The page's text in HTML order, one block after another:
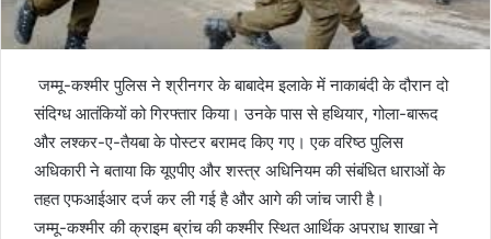
जम्मू-कश्मीर पुलिस ने श्रीनगर के बाबादेम इलाके में नाकाबंदी के दौरान दो
संदिग्ध आतंकियों को गिरफ्तार किया। उनके पास से हथियार, गोला-बारूद
और लश्कर-ए-तैयबा के पोस्टर बरामद किए गए। एक वरिष्ठ पुलिस
अधिकारी ने बताया कि यूएपीए और शस्त्र अधिनियम की संबंधित धाराओं के
तहत एफआईआर दर्ज कर ली गई है और आगे की जांच जारी है।
जम्मू-कश्मीर की क्राइम ब्रांच की कश्मीर स्थित आर्थिक अपराध शाखा ने